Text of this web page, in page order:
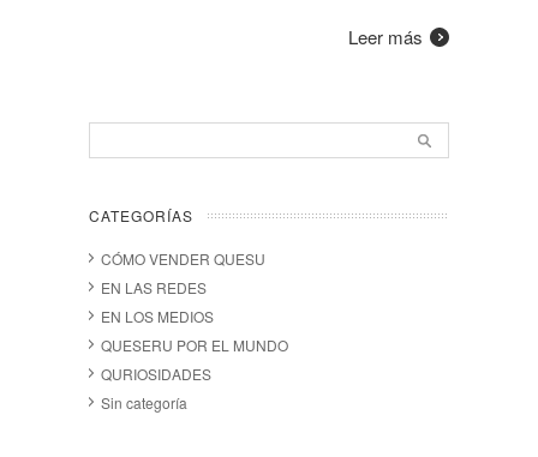
Leer más
CATEGORÍAS
CÓMO VENDER QUESU
EN LAS REDES
EN LOS MEDIOS
QUESERU POR EL MUNDO
QURIOSIDADES
Sin categoría